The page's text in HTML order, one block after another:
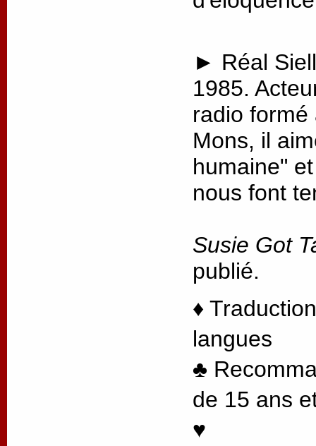
► Réal
1985.
radio
Mons, il
humaine"
nous font
Susie Got
publié.
♦
langues
♣
de 15 ans
♥